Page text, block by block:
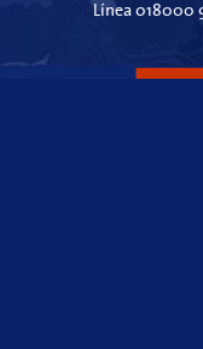
Línea 018000